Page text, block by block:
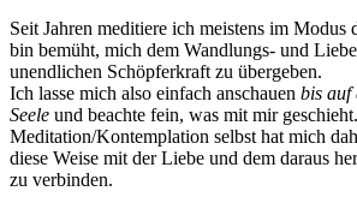
Seit Jahren meditiere ich meistens im Modus
bin bemüht, mich dem Wandlungs- und
unendlichen Schöpferkraft zu übergeben.
Ich lasse mich also einfach anschauen bis auf
Seele und beachte fein, was mit mir
Meditation/Kontemplation selbst hat mich
diese Weise mit der Liebe und dem daraus
zu verbinden.